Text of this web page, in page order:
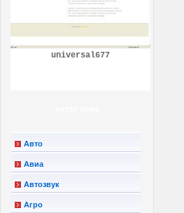
universal677
Авто
Авиа
Автозвук
Агро